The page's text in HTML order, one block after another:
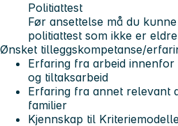
Politiattest
Før ansettelse må du
politiattest som ikke er
Ønsket tilleggskompetanse/
Erfaring fra arbeid
og tiltaksarbeid
Erfaring fra annet relevant
familier
Kjennskap til